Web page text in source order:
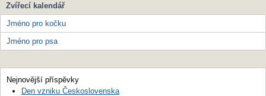
Zvířecí kalendář
Jméno pro kočku
Jméno pro psa
Nejnovější příspěvky
Den vzniku Československa